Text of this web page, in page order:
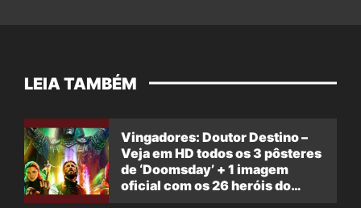
LEIA TAMBÉM
Vingadores: Doutor Destino –
Veja em HD todos os 3 pôsteres
de ‘Doomsday’ + 1 imagem
oficial com os 26 heróis do